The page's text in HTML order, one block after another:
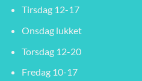
Tirsdag 12-17
Onsdag lukket
Torsdag 12-20
Fredag 10-17